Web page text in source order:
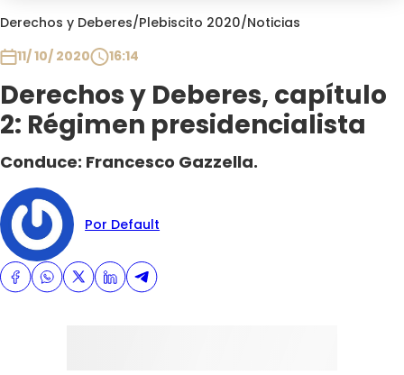
Derechos y Deberes/Plebiscito 2020/Noticias
11/ 10/ 2020
16:14
Derechos y Deberes, capítulo
2: Régimen presidencialista
Conduce: Francesco Gazzella.
Por Default
Club De La Comedia
Plan Perfecto
El Tiempo
Sabingo
Todos Los Programas